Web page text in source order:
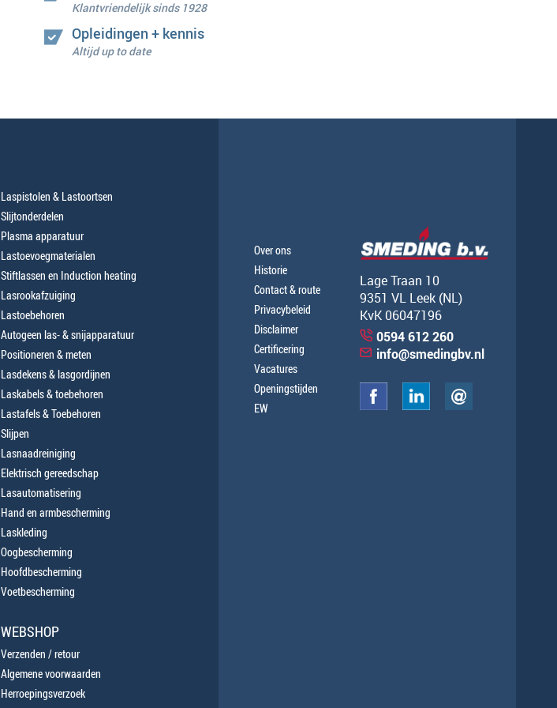
Klantvriendelijk sinds 1928
Opleidingen + kennis
Altijd up to date
Laspistolen & Lastoortsen
Slijtonderdelen
Plasma apparatuur
Lastoevoegmaterialen
Stiftlassen en Induction heating
Lasrookafzuiging
Lastoebehoren
Autogeen las- & snijapparatuur
Positioneren & meten
Lasdekens & lasgordijnen
Laskabels & toebehoren
Lastafels & Toebehoren
Slijpen
Lasnaadreiniging
Elektrisch gereedschap
Lasautomatisering
Hand en armbescherming
Laskleding
Oogbescherming
Hoofdbescherming
Voetbescherming
WEBSHOP
Verzenden / retour
Algemene voorwaarden
Herroepingsverzoek
Over ons
Historie
Contact & route
Privacybeleid
Disclaimer
Certificering
Vacatures
Openingstijden
EW
Lage Traan 10
9351 VL Leek (NL)
KvK 06047196
0594 612 260
info@smedingbv.nl